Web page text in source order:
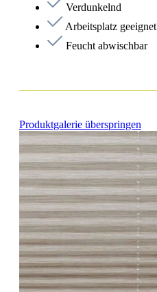
Verdunkelnd
Arbeitsplatz geeignet
Feucht abwischbar
Produktgalerie überspringen